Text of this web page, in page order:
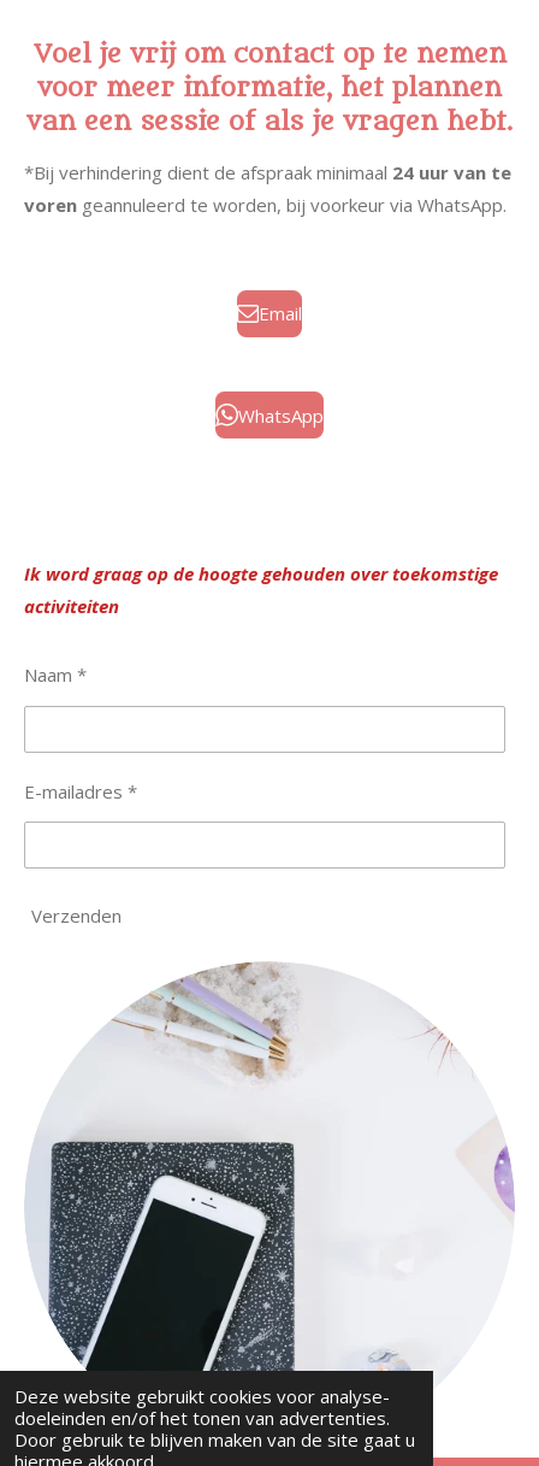
Deze website gebruikt cookies voor analyse-
doeleinden en/of het tonen van advertenties.
Door gebruik te blijven maken van de site gaat u
hiermee akkoord.
Voel je vrij om contact op te nemen
voor meer informatie, het plannen
van een sessie of als je vragen hebt.
*Bij verhindering dient de afspraak minimaal 24 uur van te
voren geannuleerd te worden, bij voorkeur via WhatsApp.
Email
WhatsApp
Ik word graag op de hoogte gehouden over toekomstige
activiteiten
Naam *
E-mailadres *
Verzenden